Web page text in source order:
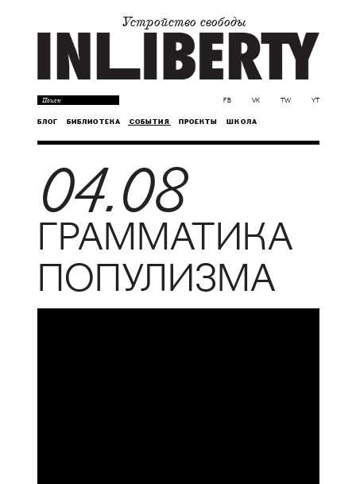
Устройство свободы
FB VK TW YT
БЛОГ БИБЛИОТЕКА СОБЫТИЯ ПРОЕКТЫ ШКОЛА
04.08
ГРАММАТИКА
ПОПУЛИЗМА